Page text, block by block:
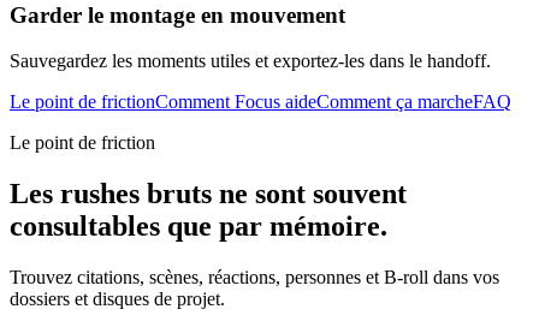
Garder le montage en mouvement
Sauvegardez les moments utiles et exportez-les dans le handoff.
Le point de frictionComment Focus aideComment ça marcheFAQ
Le point de friction
Les rushes bruts ne sont souvent
consultables que par mémoire.
Trouvez citations, scènes, réactions, personnes et B-roll dans vos
dossiers et disques de projet.